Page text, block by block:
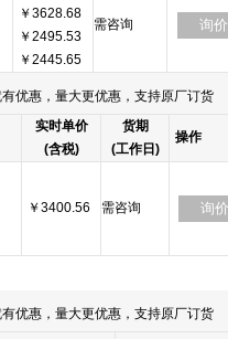
￥3628.68
￥2495.53
￥2445.65
需咨询 询价
优惠，量大更优惠，支持原厂订货
实时单价
(含税)
货期
(工作日)
操作
￥3400.56 需咨询 询价
优惠，量大更优惠，支持原厂订货